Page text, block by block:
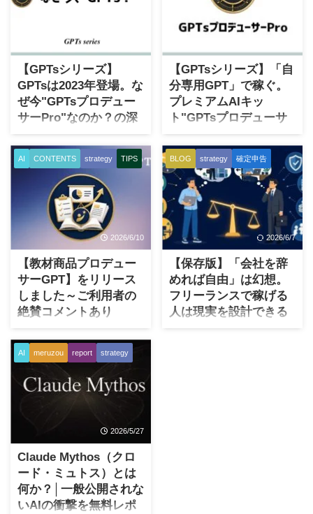
【GPTsシリーズ】
GPTsは2023年登場。な
ぜ今"GPTsプロデュー
サーPro"なのか？の深
いワケ
あなたを無敵にするかもしれ
ないGPTsの誕生はいつ？ AIの
進歩、進化は2022年暮れ頃か
ら明らかに別次元になったと
実感します。つまり、
ChatGPTが爆誕してから、と
いう意味です。 2022年暮れの
前まではAIといってもほとん
ど一般の方にはピンとこない
し、また何度かAIブームだと
叫ばれていても、いつの間に
かブームは消えて、という繰
り返しが続いておりました。
こういった中で、ChatGPTの
登場以来、特にアメリカを中
心に猛烈な生成AI競争が続い
ているのはどなたもご存じか
【GPTsシリーズ】「自
分専用GPT」で稼ぐ。
プレミアムAIキッ
ト"GPTsプロデューサ
ーPro"を公開しました
生成AIを使う人は、ここ数年
で一気に増えました。特に
ChatGPTを試したことがある
人は、なんだかんだで生成AI
の元祖でもあり馴染みやす
い。 ただ、実際に話を聞いて
いると、「少し触ってみた」
「便利そうなのはわかった」
「でも、仕事や副業にどう使
えばよいかわからない」とい
うところで止まっている人が
多い印象があります。 普通の
ChatGPTは、たしかに便利で
AI CONTENTS strategy TIPS
2026/6/10
【教材商品プロデュー
サーGPT】をリリース
しました～ご利用者の
絶賛コメントあり
（HACC追加特典５）
はじめに 人機共創プロジェク
ト HACCの追加特典第5弾とし
て、「教材商品プロデューサ
ーGPT」をこっそりと提供開
始しました。（本記事投稿時
用可能です。 またHACCご購
案内を個別に告知済です。）
こいつは人によって超便利
で、且つ超強力な助っ人にな
ると自負しております。思う
BLOG strategy 確定申告
2026/6/7
【保存版】「会社を辞
めれば自由」は幻想。
フリーランスで稼げる
人は現実を設計できる
戦略家。
AI meruzou report strategy
2026/5/27
Claude Mythos（クロ
ード・ミュトス）とは
何か？│一般公開されな
いAIの衝撃を無料レポ